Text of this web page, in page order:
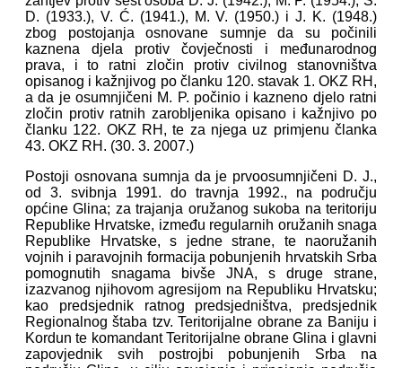
D. (1933.), V. Ć. (1941.), M. V. (1950.) i J. K. (1948.)
zbog postojanja osnovane sumnje da su počinili
kaznena djela protiv čovječnosti i međunarodnog
prava, i to ratni zločin protiv civilnog stanovništva
opisanog i kažnjivog po članku 120. stavak 1. OKZ RH,
a da je osumnjičeni M. P. počinio i kazneno djelo ratni
zločin protiv ratnih zarobljenika opisano i kažnjivo po
članku 122. OKZ RH, te za njega uz primjenu članka
43. OKZ RH. (30. 3. 2007.)
Postoji osnovana sumnja da je prvoosumnjičeni D. J.,
od 3. svibnja 1991. do travnja 1992., na području
općine Glina; za trajanja oružanog sukoba na teritoriju
Republike Hrvatske, između regularnih oružanih snaga
Republike Hrvatske, s jedne strane, te naoružanih
vojnih i paravojnih formacija pobunjenih hrvatskih Srba
pomognutih snagama bivše JNA, s druge strane,
izazvanog njihovom agresijom na Republiku Hrvatsku;
kao predsjednik ratnog predsjedništva, predsjednik
Regionalnog štaba tzv. Teritorijalne obrane za Baniju i
Kordun te komandant Teritorijalne obrane Glina i glavni
zapovjednik svih postrojbi pobunjenih Srba na